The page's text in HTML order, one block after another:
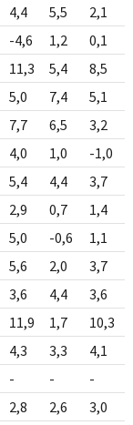
4,4 5,5 2,1
-4,6 1,2 0,1
11,3 5,4 8,5
5,0 7,4 5,1
7,7 6,5 3,2
4,0 1,0 -1,0
5,4 4,4 3,7
2,9 0,7 1,4
5,0 -0,6 1,1
5,6 2,0 3,7
3,6 4,4 3,6
11,9 1,7 10,3
4,3 3,3 4,1
- - -
2,8 2,6 3,0